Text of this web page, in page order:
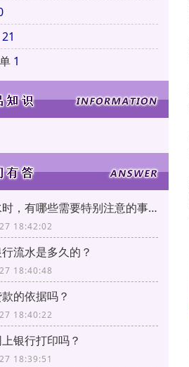
21
1
企业提供银行流水时，有哪些需要特别注意的事项？
18:42:02
流水是多久的？
18:40:48
的依据吗？
18:40:22
银行打印吗？
18:39:51